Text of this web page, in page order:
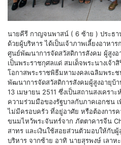
นายคีรี กาญจนพาสน์ ( 6 ซ้าย ) ประธา
ด้วยผู้บริหาร ได้เป็นเจ้าภาพเลี้ยงอาห
ศูนย์พัฒนาการจัดสวัสดิการสังคม ผู้สูงอ
เป็นพระราชกุศลแด่ สมเด็จพระนางเจ้า
โอกาสพระราชพิธีมหามงคลเฉลิมพระ
พัฒนาการจัดสวัสดิการสังคมผู้สูงอายุบ้า
13 เมษายน 2511 ซึ่งเป็นสถานสงเครา
ความร่วมมือของรัฐบาลกับภาคเอกชน
ไม่มีครอบครัว ที่อยู่อาศัย หรือต้องการ
ขนมไหว้พระจันทร์จาก ภัตตาคารจีน
สาทร และเงินใช้สอยส่วนตัวมอบให้กับ
บริหาร จากซ้าย อาทิ นายสุรพงษ์ เลา